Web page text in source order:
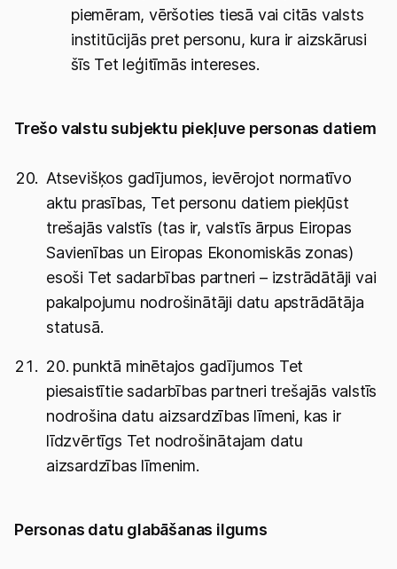
piemēram, vēršoties tiesā vai citās valsts
institūcijās pret personu, kura ir aizskārusi
šīs Tet leģitīmās intereses.
Trešo valstu subjektu piekļuve personas datiem
Atsevišķos gadījumos, ievērojot normatīvo
aktu prasības, Tet personu datiem piekļūst
trešajās valstīs (tas ir, valstīs ārpus Eiropas
Savienības un Eiropas Ekonomiskās zonas)
esoši Tet sadarbības partneri – izstrādātāji vai
pakalpojumu nodrošinātāji datu apstrādātāja
statusā.
20. punktā minētajos gadījumos Tet
piesaistītie sadarbības partneri trešajās valstīs
nodrošina datu aizsardzības līmeni, kas ir
līdzvērtīgs Tet nodrošinātajam datu
aizsardzības līmenim.
Personas datu glabāšanas ilgums